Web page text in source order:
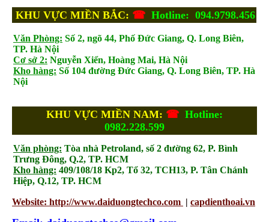
KHU VỰC MIỀN BẮC: ☎ Hotline: 094.9798.456
Văn Phòng: Số 2, ngõ 44, Phố Đức Giang, Q. Long Biên,
TP. Hà Nội
Cơ sở 2: Nguyễn Xiển, Hoàng Mai, Hà Nội
Kho hàng: Số 104 đường Đức Giang, Q. Long Biên, TP. Hà
Nội
KHU VỰC MIỀN NAM: ☎ Hotline:
0982.228.599
Văn phòng: Tòa nhà Petroland, số 2 đường 62, P. Bình
Trưng Đông, Q.2, TP. HCM
Kho hàng: 409/108/18 Kp2, Tổ 32, TCH13, P. Tân Chánh
Hiệp, Q.12, TP. HCM
Website: http://www.daiduongtechco.com | capdienthoai.vn